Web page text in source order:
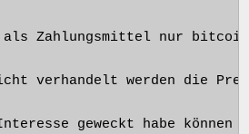
Zahlungsmittel nur
verhandelt werden die
geweckt habe